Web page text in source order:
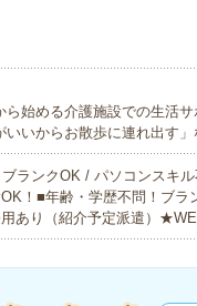
ら始める介護施設での生活
いいからお散歩に連れ出す
ランクOK / パソコンスキ
！■年齢・学歴不問！ブ
あり（紹介予定派遣）